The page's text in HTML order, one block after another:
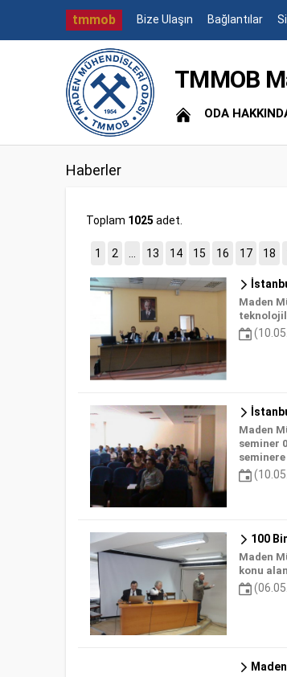
tmmob Bize Ulaşın Bağlantılar
TMMOB
ODA
Haberler
Toplam 1025 adet.
1 2 13 14 15 16 17 18
Maden
Maden
seminer
100
Maden
konu